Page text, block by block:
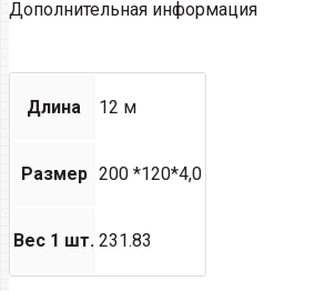
Дополнительная информация
Длина 12 м
Размер 200 *120*4,0
Вес 1 шт. 231.83